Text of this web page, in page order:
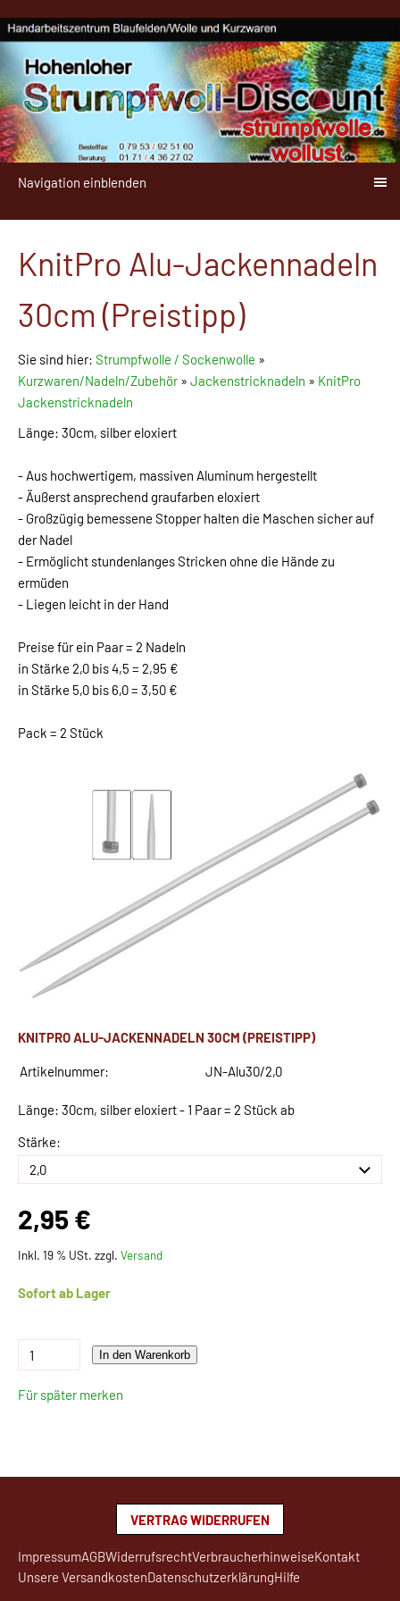
Navigation einblenden
KnitPro Alu-Jackennadeln
30cm (Preistipp)
Sie sind hier: Strumpfwolle / Sockenwolle »
Kurzwaren/Nadeln/Zubehör» Jackenstricknadeln » KnitPro
Jackenstricknadeln
Länge: 30cm, silber eloxiert
- Aus hochwertigem, massiven Aluminum hergestellt
- Äußerst ansprechend graufarben eloxiert
- Großzügig bemessene Stopper halten die Maschen sicher auf
der Nadel
- Ermöglicht stundenlanges Stricken ohne die Hände zu
ermüden
- Liegen leicht in der Hand
Preise für ein Paar = 2 Nadeln
in Stärke 2,0 bis 4,5 = 2,95 €
in Stärke 5,0 bis 6,0 = 3,50 €
Pack = 2 Stück
KNITPRO ALU-JACKENNADELN 30CM (PREISTIPP)
Artikelnummer: JN-Alu30/2,0
Länge: 30cm, silber eloxiert - 1 Paar = 2 Stück ab
Stärke:
2,95 €
Inkl. 19 % USt. zzgl. Versand
Sofort ab Lager
In den Warenkorb
Für später merken
VERTRAG WIDERRUFEN
ImpressumAGBWiderrufsrechtVerbraucherhinweiseKontakt
Unsere VersandkostenDatenschutzerklärungHilfe